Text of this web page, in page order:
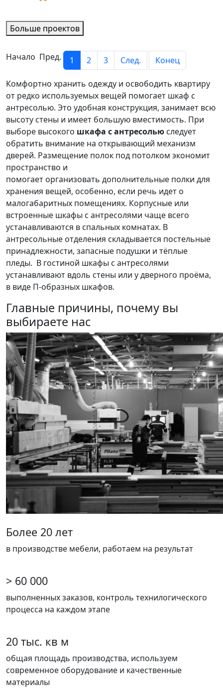
Больше проектов
Начало Пред. 1 2 3 След. Конец
Комфортно хранить одежду и освободить квартиру
от редко используемых вещей помогает шкаф с
антресолью. Это удобная конструкция, занимает всю
высоту стены и имеет большую вместимость. При
выборе высокого шкафа с антресолью следует
обратить внимание на открывающий механизм
дверей. Размещение полок под потолком экономит
пространство и
помогает организовать дополнительные полки для
хранения вещей, особенно, если речь идет о
малогабаритных помещениях. Корпусные или
встроенные шкафы с антресолями чаще всего
устанавливаются в спальных комнатах. В
антресольные отделения складывается постельные
принадлежности, запасные подушки и тёплые
пледы. В гостиной шкафы с антресолями
устанавливают вдоль стены или у дверного проёма,
в виде П-образных шкафов.
Главные причины, почему вы
выбираете нас
Более 20 лет
в производстве мебели, работаем на результат
> 60 000
выполненных заказов, контроль технилогического
процесса на каждом этапе
20 тыс. кв м
общая площадь производства, используем
современное оборудование и качественные
материалы